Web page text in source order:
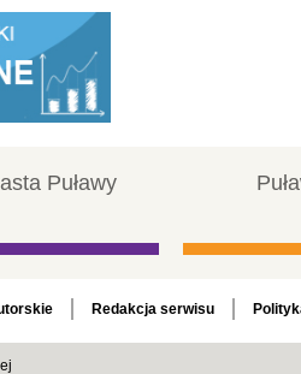
Puławy
Redakcja serwisu